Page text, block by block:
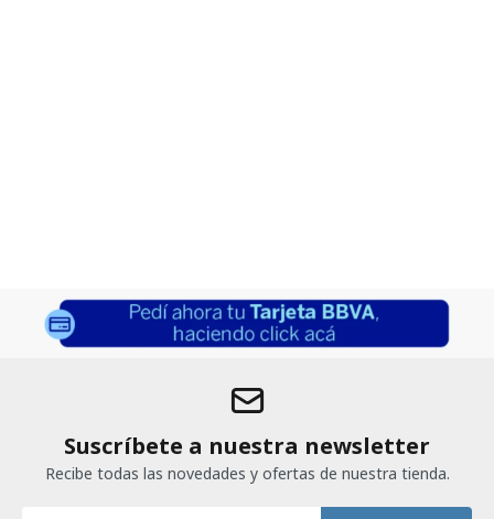
Suscríbete a nuestra newsletter
Recibe todas las novedades y ofertas de nuestra tienda.